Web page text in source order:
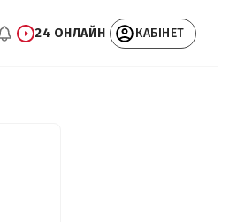
24 ОНЛАЙН КАБІНЕТ